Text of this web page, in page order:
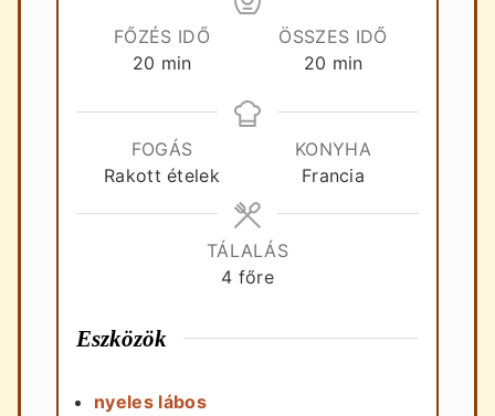
FŐZÉS IDŐ
20 perc
min
ÖSSZES IDŐ
20 perc
min
FOGÁS
Rakott ételek
KONYHA
Francia
TÁLALÁS
4 főre
Eszközök
nyeles lábos